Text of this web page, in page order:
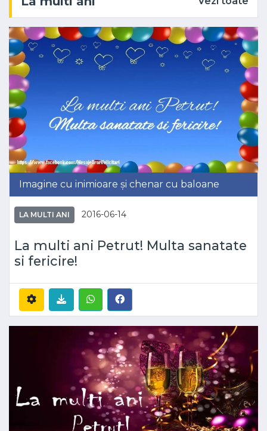
Imagine cu inimioare și chenar cu baloane
LA MULTI ANI 2016-06-14
La multi ani Petrut! Multa sanatate
si fericire!